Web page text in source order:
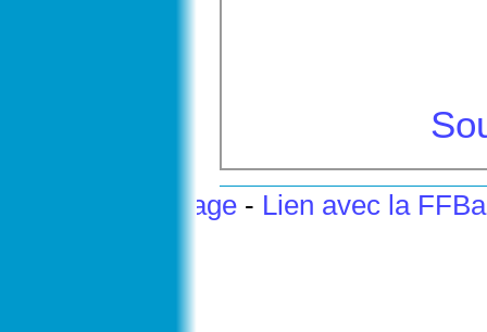
Haut de page - Lien avec la